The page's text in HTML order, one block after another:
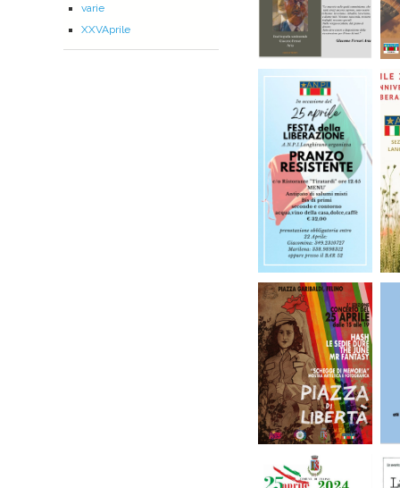
varie
XXVAprile